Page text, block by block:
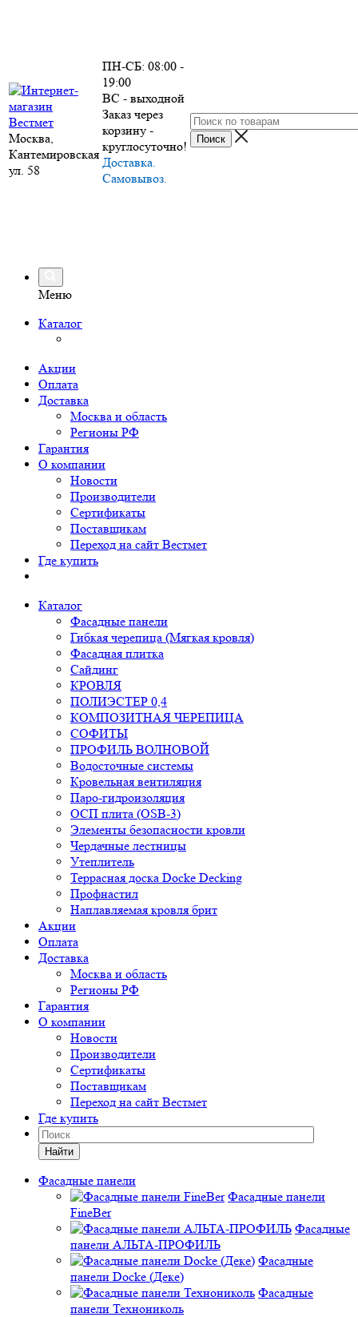
Москва,
Кантемировская
ул. 58
ПН-СБ: 08:00 -
19:00
ВС - выходной
Заказ через
корзину -
круглосуточно!
Доставка.
Самовывоз.
Меню
Каталог
Акции
Оплата
Доставка
Москва и область
Регионы РФ
Гарантия
О компании
Новости
Производители
Сертификаты
Поставщикам
Переход на сайт Вестмет
Где купить
Каталог
Фасадные панели
Гибкая черепица (Мягкая кровля)
Фасадная плитка
Сайдинг
КРОВЛЯ
ПОЛИЭСТЕР 0,4
КОМПОЗИТНАЯ ЧЕРЕПИЦА
СОФИТЫ
ПРОФИЛЬ ВОЛНОВОЙ
Водосточные системы
Кровельная вентиляция
Паро-гидроизоляция
ОСП плита (OSB-3)
Элементы безопасности кровли
Чердачные лестницы
Утеплитель
Террасная доска Docke Decking
Профнастил
Наплавляемая кровля брит
Акции
Оплата
Доставка
Москва и область
Регионы РФ
Гарантия
О компании
Новости
Производители
Сертификаты
Поставщикам
Переход на сайт Вестмет
Где купить
Найти
Фасадные панели
Фасадные панели
FineBer
Фасадные
панели АЛЬТА-ПРОФИЛЬ
Фасадные
панели Docke (Деке)
Фасадные
панели Технониколь